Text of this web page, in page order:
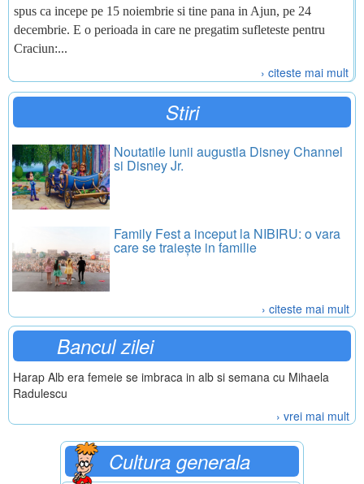
spus ca incepe pe 15 noiembrie si tine pana in Ajun, pe 24
decembrie. E o perioada in care ne pregatim sufleteste pentru
Craciun:...
› citeste mai mult
Stiri
Noutatile lunii augustla Disney Channel
si Disney Jr.
Family Fest a inceput la NIBIRU: o vara
care se traiește in familie
› citeste mai mult
Bancul zilei
Harap Alb era femeie se imbraca in alb si semana cu Mihaela
Radulescu
› vrei mai mult
Cultura generala